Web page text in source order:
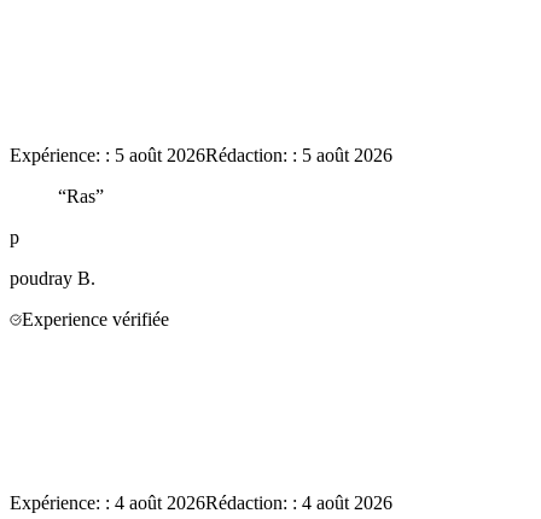
Expérience: : 5 août 2026Rédaction: : 5 août 2026
“Ras”
p
poudray B.
Experience vérifiée
Expérience: : 4 août 2026Rédaction: : 4 août 2026